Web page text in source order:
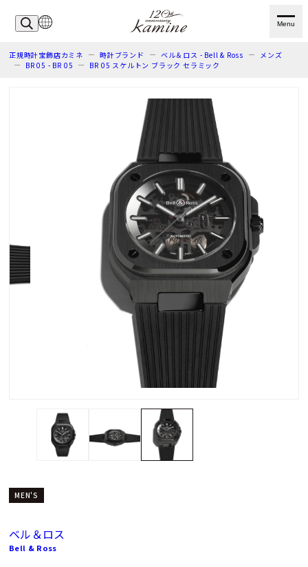
Menu
正規時計宝飾店カミネ 時計ブランド ベル＆ロス - Bell & Ross
メンズ
BR 05 - BR 05
BR 05 スケルトン ブラック セラミック
MEN'S
ベル＆ロス
Bell & Ross